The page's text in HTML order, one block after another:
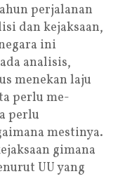
perjalanan
dan kejaksaan,
ini
analisis,
menekan laju
perlu me-
perlu
mestinya.
gimana
UU yang